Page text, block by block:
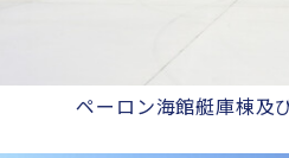
ペーロン海館艇庫棟及